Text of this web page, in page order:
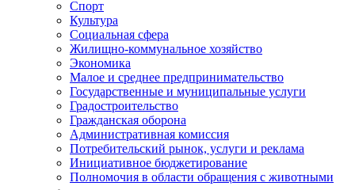
Спорт
Культура
Социальная сфера
Жилищно-коммунальное хозяйство
Экономика
Малое и среднее предпринимательство
Государственные и муниципальные услуги
Градостроительство
Гражданская оборона
Административная комиссия
Потребительский рынок, услуги и реклама
Инициативное бюджетирование
Полномочия в области обращения с животными